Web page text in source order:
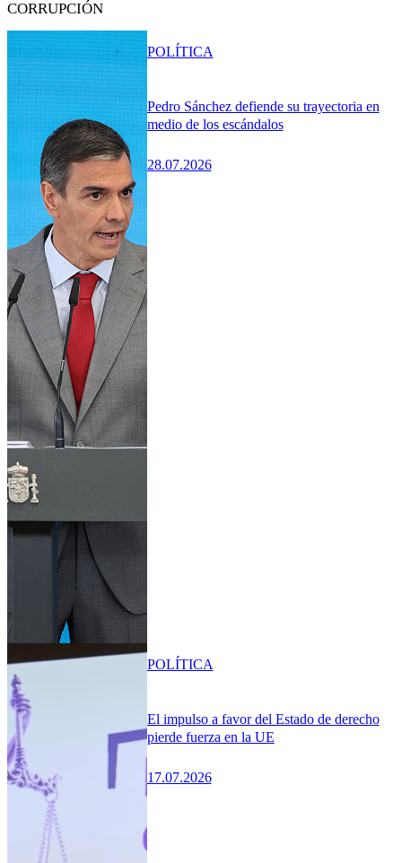
CORRUPCIÓN
Pedro Sánchez defiende su trayectoria en
medio de los escándalos
28.07.2026
POLÍTICA
El impulso a favor del Estado de derecho
pierde fuerza en la UE
17.07.2026
POLÍTICA